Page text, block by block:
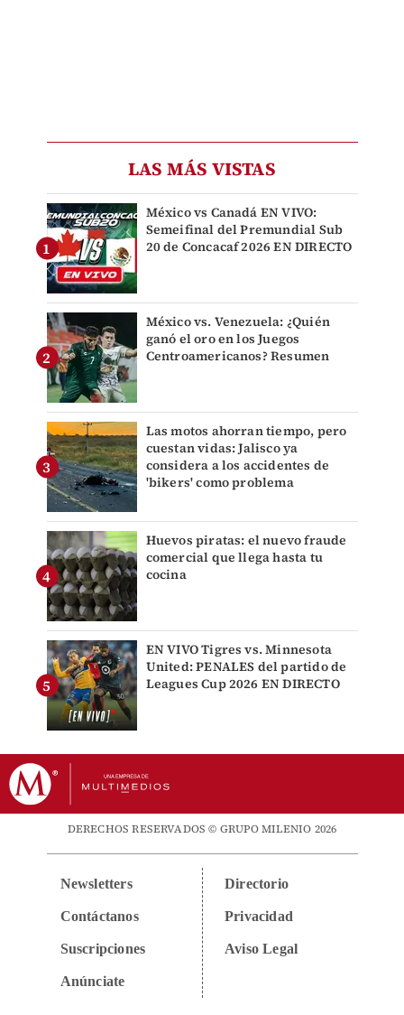
LAS MÁS VISTAS
México vs Canadá EN VIVO:
Semeifinal del Premundial Sub
20 de Concacaf 2026 EN DIRECTO
México vs. Venezuela: ¿Quién
ganó el oro en los Juegos
Centroamericanos? Resumen
Las motos ahorran tiempo, pero
cuestan vidas: Jalisco ya
considera a los accidentes de
'bikers' como problema
Huevos piratas: el nuevo fraude
comercial que llega hasta tu
cocina
EN VIVO Tigres vs. Minnesota
United: PENALES del partido de
Leagues Cup 2026 EN DIRECTO
DERECHOS RESERVADOS © GRUPO MILENIO 2026
Newsletters
Contáctanos
Suscripciones
Anúnciate
Directorio
Privacidad
Aviso Legal